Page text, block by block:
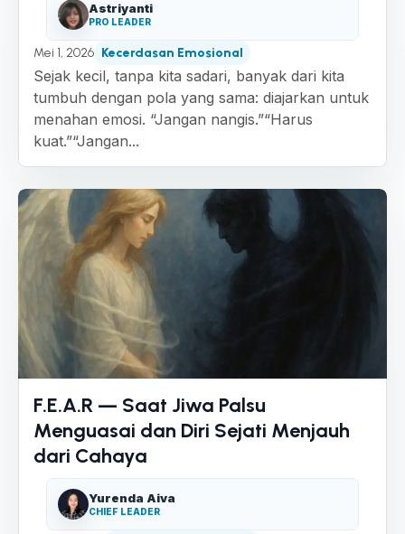
Astriyanti
PRO LEADER
Mei 1, 2026 Kecerdasan Emosional
Sejak kecil, tanpa kita sadari, banyak dari kita
tumbuh dengan pola yang sama: diajarkan untuk
menahan emosi. “Jangan nangis.”“Harus
kuat.”“Jangan...
F.E.A.R — Saat Jiwa Palsu
Menguasai dan Diri Sejati Menjauh
dari Cahaya
Yurenda Aiva
CHIEF LEADER